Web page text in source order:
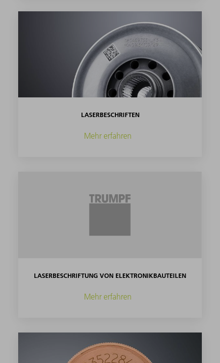
LASERBESCHRIFTEN
Mehr erfahren
LASERBESCHRIFTUNG VON ELEKTRONIKBAUTEILEN
Mehr erfahren